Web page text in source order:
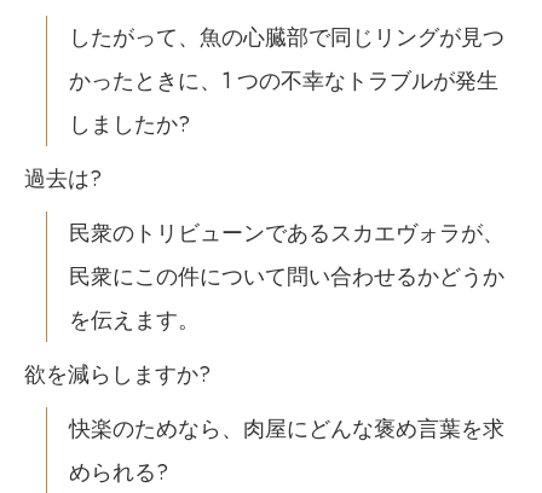
したがって、魚の心臓部で同じリングが見つ
かったときに、1 つの不幸なトラブルが発生
しましたか?
過去は?
民衆のトリビューンであるスカエヴォラが、
民衆にこの件について問い合わせるかどうか
を伝えます。
欲を減らしますか?
快楽のためなら、肉屋にどんな褒め言葉を求
められる?